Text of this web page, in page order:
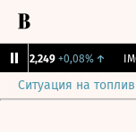
12,249 +0,08%↑
Ситуация на